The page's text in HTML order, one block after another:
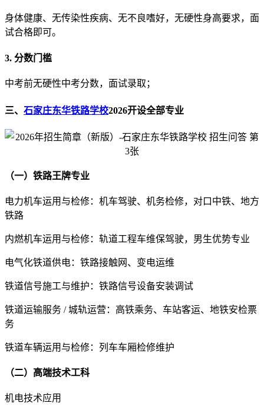
身体健康、无传染性疾病、无不良嗜好，无硬性身高要求，面
试合格即可。
3. 分数门槛
中考前无硬性中考分数，面试录取；
三、 石家庄东华铁路学校2026开设全部专业
（一）铁路王牌专业
电力机车运用与检修：机车驾驶、机务检修，对口中铁、地方
铁路
内燃机车运用与检修：轨道工程车维保驾驶，男生优势专业
电气化铁道供电：铁路接触网、变电运维
铁道信号施工与维护：铁路信号设备安装调试
铁道运输服务 / 城轨运营：高铁乘务、车站客运、地铁安检票
务
铁道车辆运用与检修：列车车厢检修维护
（二）高端技术工科
机电技术应用